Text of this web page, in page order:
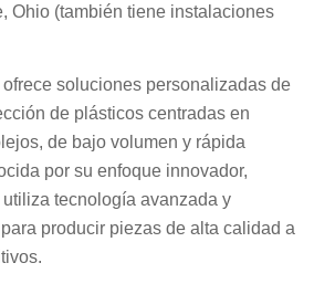
Ohio (también tiene instalaciones
soluciones personalizadas de
de plásticos centradas en
de bajo volumen y rápida
por su enfoque innovador,
tecnología avanzada y
producir piezas de alta calidad a